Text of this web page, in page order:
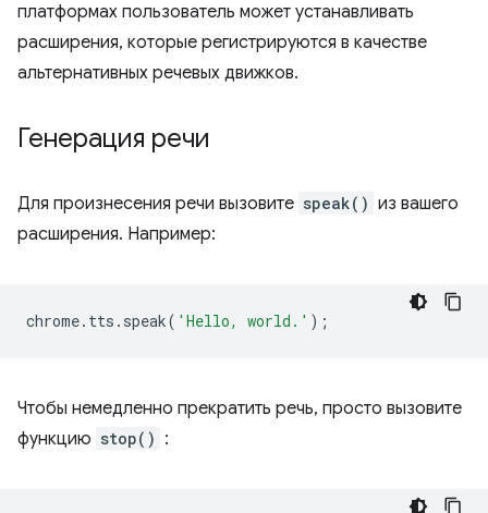
платформах пользователь может устанавливать
расширения, которые регистрируются в качестве
альтернативных речевых движков.
Генерация речи
Для произнесения речи вызовите speak() из вашего
расширения. Например:
chrome. tts . speak( 'Hello, world.' );
Чтобы немедленно прекратить речь, просто вызовите
функцию stop() :